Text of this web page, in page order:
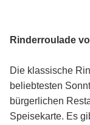
Rinderroulade
Die klassische
beliebtesten
bürgerlichen
Speisekarte. Es